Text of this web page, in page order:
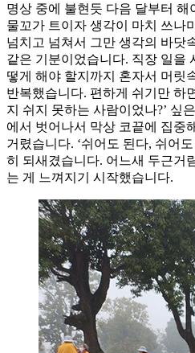
명상 중에 불현듯 다음 달부터
물꼬가 트이자 생각이 마치 쓰나
넘치고 넘쳐서 그만 생각의 바닷
같은 기분이었습니다. 직장 일을
떻게 해야 할지까지 혼자서 머릿
반복했습니다. 편하게 쉬기만 하
지 쉬지 못하는 사람이었나?’ 싶
에서 벗어나서 막상 코끝에 집중
거렸습니다. ‘쉬어도 된다, 쉬어
히 되새겼습니다. 어느새 두근거
는 게 느껴지기 시작했습니다.